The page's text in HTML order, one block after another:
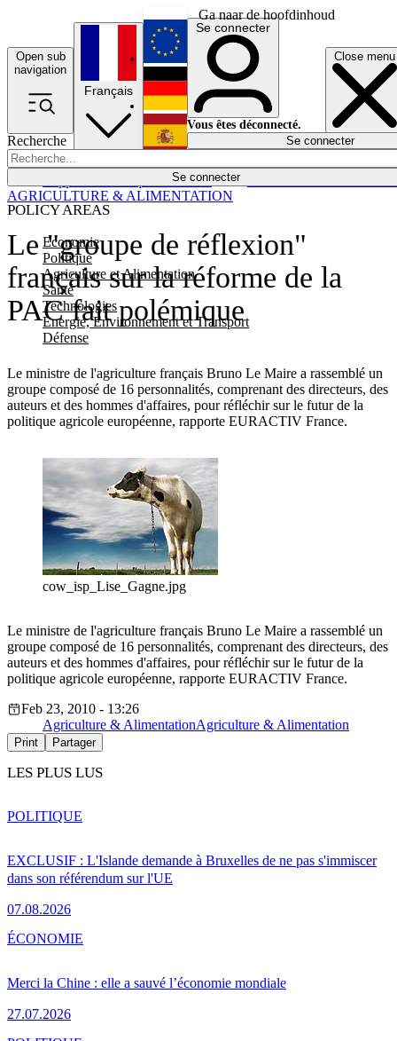
Ga naar de hoofdinhoud
Open sub
navigation
Close menu
Recherche
Se connecter
POLICY AREAS
Economie
Politique
Agriculture et Alimentation
Santé
Technologies
Energie, Environnement et Transport
Défense
Économie
Français
English
Deutsch
Español
Se connecter
Vous êtes déconnecté.
Se connecter
Le "groupe de réflexion"
français sur la réforme de la
PAC fait polémique
Le ministre de l'agriculture français Bruno Le Maire a rassemblé un
groupe composé de 16 personnalités, comprenant des directeurs, des
auteurs et des hommes d'affaires, pour réfléchir sur le futur de la
politique agricole européenne, rapporte EURACTIV France.
AGRICULTURE & ALIMENTATION
cow_isp_Lise_Gagne.jpg
Le ministre de l'agriculture français Bruno Le Maire a rassemblé un
groupe composé de 16 personnalités, comprenant des directeurs, des
auteurs et des hommes d'affaires, pour réfléchir sur le futur de la
politique agricole européenne, rapporte EURACTIV France.
Feb 23, 2010 - 13:26
Agriculture & AlimentationAgriculture & Alimentation
Print Partager
LES PLUS LUS
EXCLUSIF : L'Islande demande à Bruxelles de ne pas s'immiscer
dans son référendum sur l'UE
07.08.2026
POLITIQUE
Merci la Chine : elle a sauvé l’économie mondiale
27.07.2026
ÉCONOMIE